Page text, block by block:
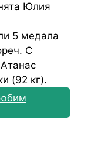
Юлия
5 медала
С
(92 кг).